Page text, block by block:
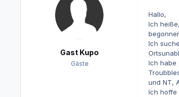
Gast Kupo
Gäste
Hallo,
Ich
Ich
Ich habe
und NT,
Ich hoffe